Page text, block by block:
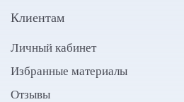
Клиентам
Личный кабинет
Избранные материалы
Отзывы